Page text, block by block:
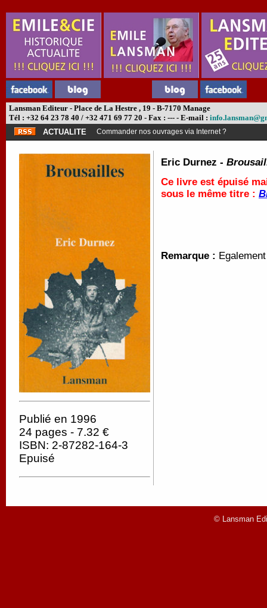
Lansman Editeur - Place de La Hestre , 19 - B-7170 Manage
Tél : +32 64 23 78 40 / +32 471 69 77 20 - Fax : --- - E-mail :
ACTUALITE
Commander nos ouvrages via Internet ?
Publié en 1996
24 pages - 7.32 €
ISBN: 2-87282-164-3
Epuisé
Eric Durnez -
Ce livre est épuisé
sous le même titre :
Remarque :
© Lansman